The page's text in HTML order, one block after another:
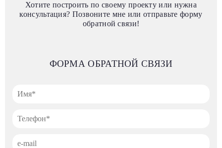
Хотите построить по своему проекту или нужна
консультация? Позвоните мне или отправьте форму
обратной связи!
ФОРМА ОБРАТНОЙ СВЯЗИ